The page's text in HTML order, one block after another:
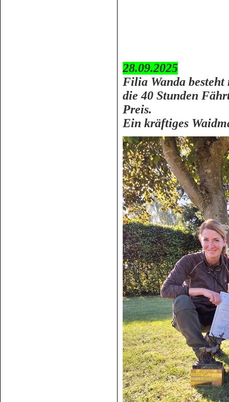
28.09.2025
Filia Wanda
die 40 Stunden
Preis.
Ein kräftiges